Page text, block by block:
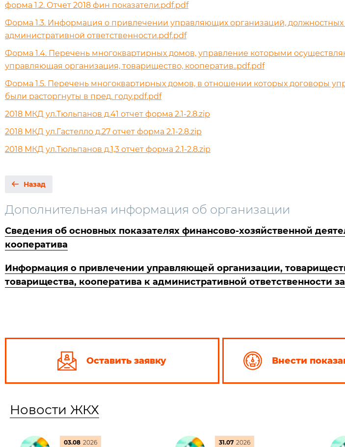
форма 1.2. Отчет 2018 фин показатели.pdf.pdf
Форма 1.3. Информация о привлечении управляющих организаций, должностных
административной ответственности.pdf.pdf
Форма 1.4. Перечень многоквартирных домов, управление которыми
управляющая организация, товарищество, кооператив..pdf.pdf
Форма 1.5. Перечень многоквартирных домов, в отношении которых договоры
были расторгнуты в пред. году.pdf.pdf
2018 МКД ул.Тюльпанов д.41 отчет форма 2.1-2.8.zip
2018 МКД ул.Гастелло д.27 отчет форма 2.1-2.8.zip
2018 МКД ул.Тюльпанов д.1,3 отчет форма 2.1-2.8.zip
Назад
Дополнительная информация об организации
Сведения об основных показателях финансово-хозяйственной
кооператива
Информация о привлечении управляющей организации,
товарищества, кооператива к административной
Оставить заявку Внести
Новости ЖКХ
03.08 2026 31.07 2026